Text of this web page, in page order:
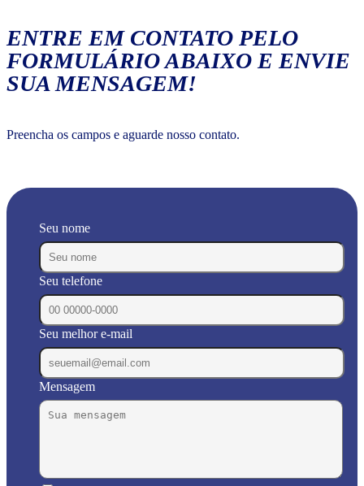
ENTRE EM CONTATO PELO
FORMULÁRIO ABAIXO E ENVIE
SUA MENSAGEM!
Preencha os campos e aguarde nosso contato.
Seu nome
Seu telefone
Seu melhor e-mail
Mensagem